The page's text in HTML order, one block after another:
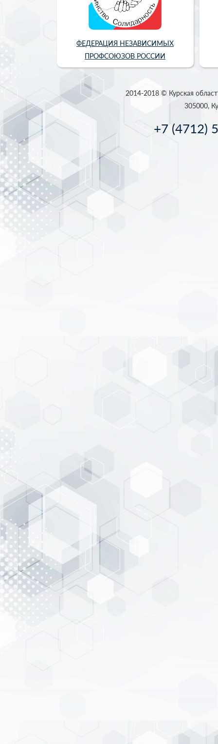
ФЕДЕРАЦИЯ НЕЗАВИСИМЫХ
ПРОФСОЮЗОВ РОССИИ
2014-2018 © Курская
305000,
+7 (4712)